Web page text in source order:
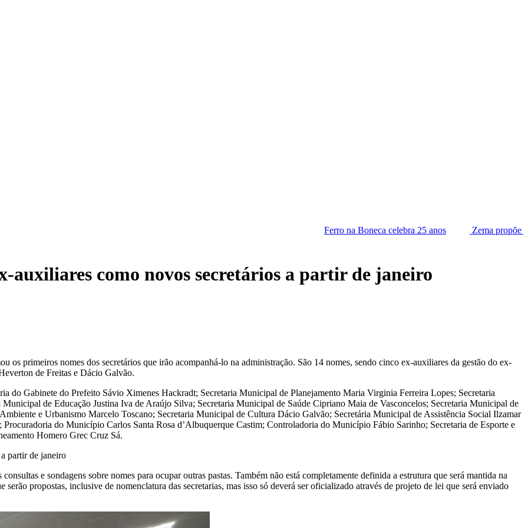
Ferro na Boneca celebra 25 anos
Zema propõe lista tríplice para
auxiliares como novos secretários a partir de janeiro
primeiros nomes dos secretários que irão acompanhá-lo na administração. São 14 nomes, sendo cinco ex-auxiliares da gestão do ex-
de Freitas e Dácio Galvão.
do Gabinete do Prefeito Sávio Ximenes Hackradt; Secretaria Municipal de Planejamento Maria Virginia Ferreira Lopes; Secretaria
de Educação Justina Iva de Araújo Silva; Secretaria Municipal de Saúde Cipriano Maia de Vasconcelos; Secretaria Municipal de
e Urbanismo Marcelo Toscano; Secretaria Municipal de Cultura Dácio Galvão; Secretária Municipal de Assistência Social Ilzamar
do Município Carlos Santa Rosa d’Albuquerque Castim; Controladoria do Município Fábio Sarinho; Secretaria de Esporte e
Homero Grec Cruz Sá.
e sondagens sobre nomes para ocupar outras pastas. Também não está completamente definida a estrutura que será mantida na
serão propostas, inclusive de nomenclatura das secretarias, mas isso só deverá ser oficializado através de projeto de lei que será enviado